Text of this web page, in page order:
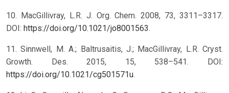
10. MacGillivray, L.R. J. Org. Chem. 2008, 73, 3311–3317.
DOI: https://doi.org/10.1021/jo8001563.
11. Sinnwell, M. A.; Baltrusaitis, J.; MacGillivray, L.R. Cryst.
Growth. Des. 2015, 15, 538–541. DOI:
https://doi.org/10.1021/cg501571u.